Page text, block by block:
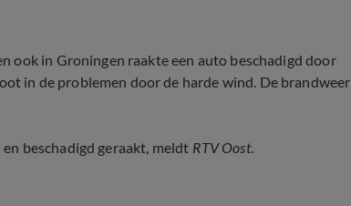
ook in Groningen raakte een auto beschadigd door
in de problemen door de harde wind. De brandweer
beschadigd geraakt, meldt RTV Oost.